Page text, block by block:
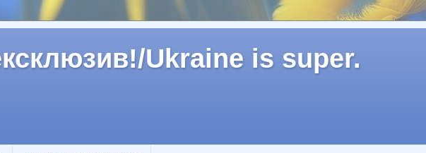
Ukraine is super.